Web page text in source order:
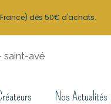
Nos Actualités
dès 50€ d'achats.